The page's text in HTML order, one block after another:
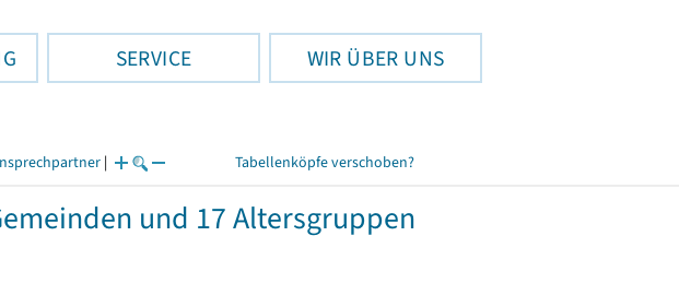
SERVICE WIR ÜBER UNS
| Tabellenköpfe verschoben?
und 17 Altersgruppen